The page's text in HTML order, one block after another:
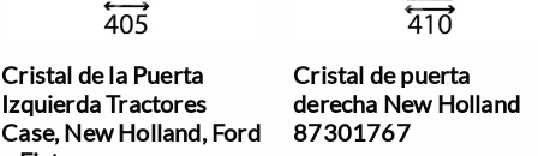
Cristal de la Puerta
Izquierda Tractores
Case, New Holland, Ford
Cristal de puerta
derecha New Holland
87301767